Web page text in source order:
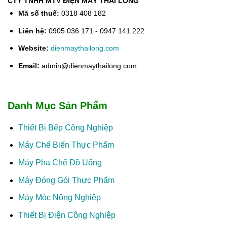
Mã số thuế: 0318 408 182
Liên hệ: 0905 036 171 - 0947 141 222
Website: dienmaythailong.com
Email: admin@dienmaythailong.com
Danh Mục Sản Phẩm
Thiết Bị Bếp Công Nghiệp
Máy Chế Biến Thực Phẩm
Máy Pha Chế Đồ Uống
Máy Đóng Gói Thực Phẩm
Máy Móc Nông Nghiệp
Thiết Bị Điện Công Nghiệp